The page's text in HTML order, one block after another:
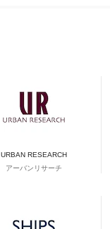
URBAN RESEARCH
アーバンリサーチ